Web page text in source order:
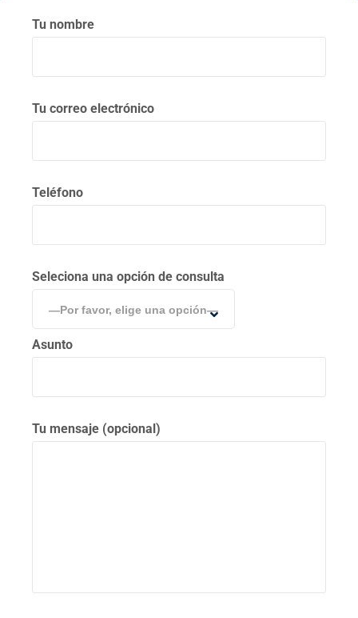
Tu nombre
Tu correo electrónico
Teléfono
Seleciona una opción de consulta
—Por favor, elige una opción—
Asunto
Tu mensaje (opcional)